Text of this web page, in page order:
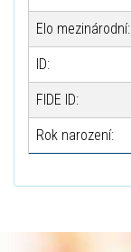
Elo mezinárodní:
ID:
FIDE ID:
Rok narození: